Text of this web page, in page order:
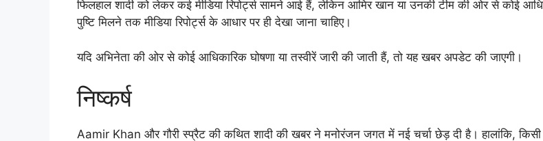
फिलहाल शादी को लेकर कई मीडिया रिपोर्ट्स सामने आई हैं, लेकिन आमिर खान या उनकी टीम की ओर से कोई
पुष्टि मिलने तक मीडिया रिपोर्ट्स के आधार पर ही देखा जाना चाहिए।
यदि अभिनेता की ओर से कोई आधिकारिक घोषणा या तस्वीरें जारी की जाती हैं, तो यह खबर अपडेट की जाएगी।
निष्कर्ष
Aamir Khan और गौरी स्प्रैट की कथित शादी की खबर ने मनोरंजन जगत में नई चर्चा छेड़ दी है। हालांकि,